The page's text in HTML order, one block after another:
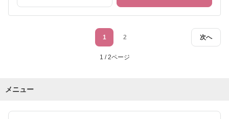
次へ
1 2
1 / 2ページ
メニュー